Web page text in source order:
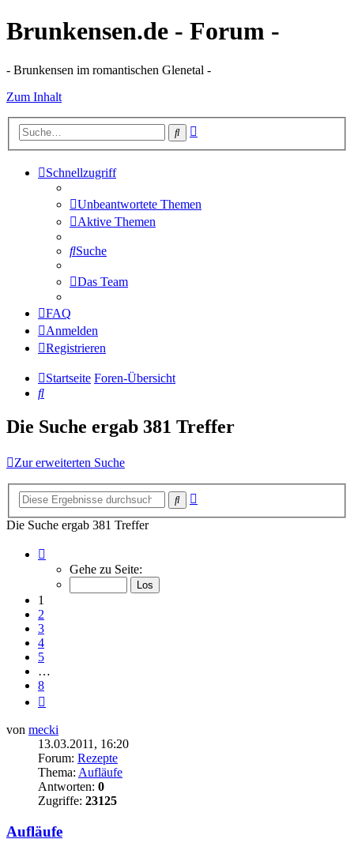
Brunkensen.de - Forum -
- Brunkensen im romantischen Glenetal -
Zum Inhalt
Suche
Schnellzugriff
Unbeantwortete Themen
Aktive Themen
Suche
Das Team
FAQ
Anmelden
Registrieren
Startseite Foren-Übersicht
Suche
Die Suche ergab 381 Treffer
Zur erweiterten Suche
Suche
Die Suche ergab 381 Treffer
von
Gehe zu Seite:
1
2
3
4
5
…
8
von mecki
13.03.2011, 16:20
Forum: Rezepte
Thema: Aufläufe
Antworten: 0
Zugriffe: 23125
Aufläufe